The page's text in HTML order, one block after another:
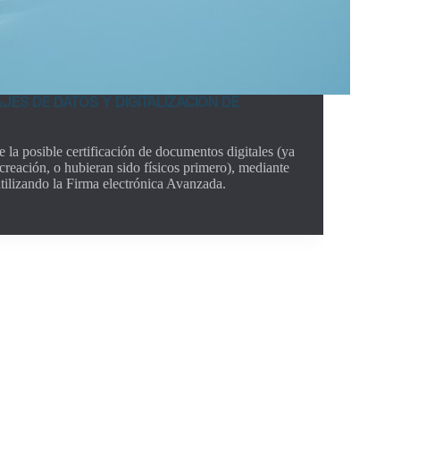
DE DATOS Y DIGITALIZACIÓN DE
la posible certificación de documentos digitales (ya
o hubieran sido físicos primero), mediante
la Firma electrónica Avanzada.